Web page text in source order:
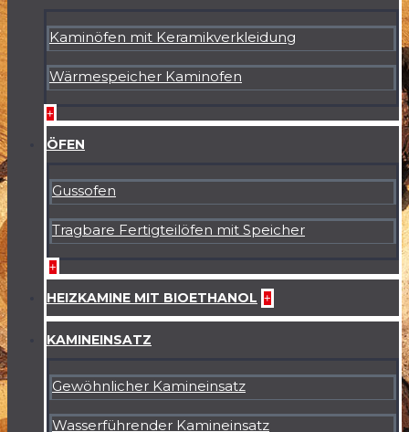
Kaminöfen mit Keramikverkleidung
Wärmespeicher Kaminofen
+
ÖFEN
Gussofen
Tragbare Fertigteilöfen mit Speicher
+
HEIZKAMINE MIT BIOETHANOL +
KAMINEINSATZ
Gewöhnlicher Kamineinsatz
Wasserführender Kamineinsatz